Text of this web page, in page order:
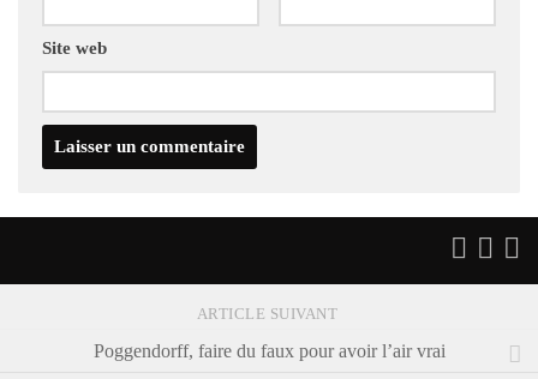
Site web
ARTICLE SUIVANT
Poggendorff, faire du faux pour avoir l’air vrai